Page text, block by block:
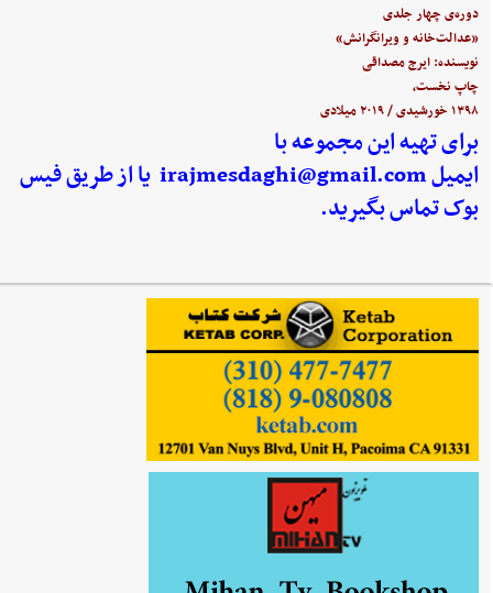
دوره‌ی چهار جلدی
«عدالت‌خانه و ویرانگرانش»
نویسنده: ایرج مصداقی
چاپ نخست،
۱۳۹۸ خورشیدی / ۲۰۱۹ میلادی
برای تهیه این مجموعه با
ایمیلirajmesdaghi@gmail.com یا از طریق فیس
بوک تماس بگیرید.